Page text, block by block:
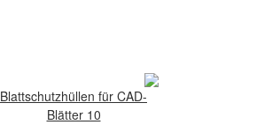
Blattschutzhüllen für CAD-
Blätter 10